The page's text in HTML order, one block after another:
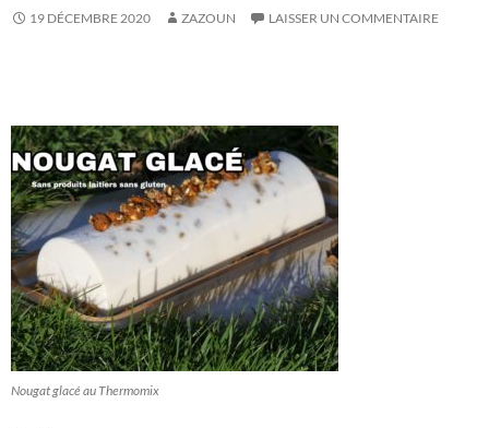
19 DÉCEMBRE 2020 ZAZOUN LAISSER UN COMMENTAIRE
Nougat glacé au Thermomix